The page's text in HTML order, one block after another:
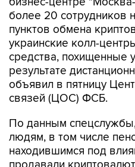
более 20 сотрудников
пунктов обмена
украинские колл-
средства, похищенные
результате
объявил в пятницу
связей (ЦОС) ФСБ.
По данным
людям, в том числе
находившимся под